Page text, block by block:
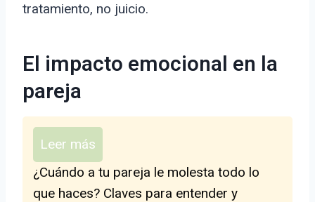
tratamiento, no juicio.
El impacto emocional en la
pareja
Leer más
¿Cuándo a tu pareja le molesta todo lo
que haces? Claves para entender y